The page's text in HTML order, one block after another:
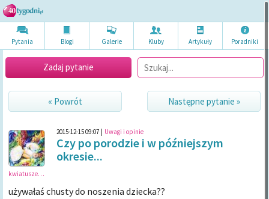
Pytania Blogi Galerie Kluby Artykuły Poradniki
Zadaj pytanie
« Powrót Następne pytanie »
kwiatuszek155
2015-12-15 09:07 Uwagi i opinie
Czy po porodzie i w późniejszym
okresie...
używałaś chusty do noszenia dziecka??